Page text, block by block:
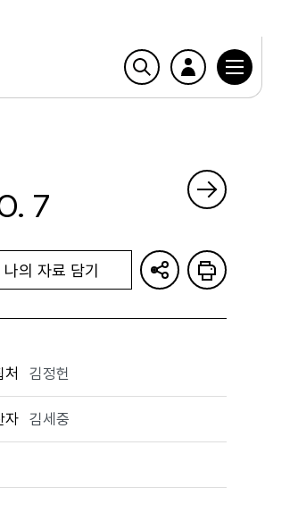
7
나의 자료 담기
처 김정헌
자 김세중